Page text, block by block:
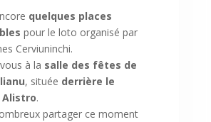
quelques places
pour le loto organisé par
Cerviuninchi.
à la salle des fêtes de
, située derrière le
Alistro.
partager ce moment